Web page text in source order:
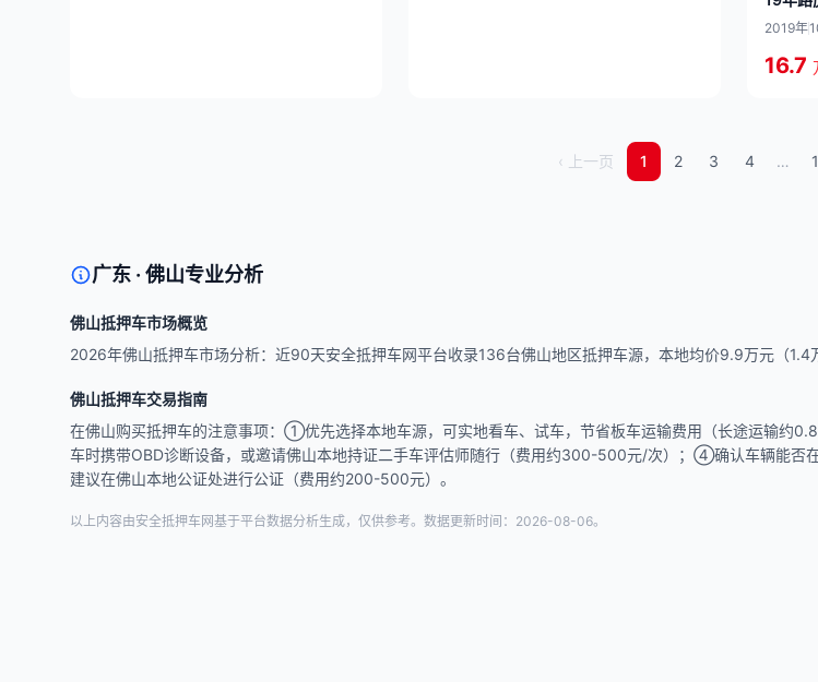
2019年
16.7
‹ 上一页 1 2 3 4 …
广东 · 佛山专业分析
佛山抵押车市场概览
2026年佛山抵押车市场分析：近90天安全抵押车网平台收录136台佛山地区抵押车源，本地均价9.9万元（
佛山抵押车交易指南
在佛山购买抵押车的注意事项：①优先选择本地车源，可实地看车、试车，节省板车运输费用（长途运输
车时携带OBD诊断设备，或邀请佛山本地持证二手车评估师随行（费用约300-500元/次）；④确认车辆能否
建议在佛山本地公证处进行公证（费用约200-500元）。
以上内容由安全抵押车网基于平台数据分析生成，仅供参考。数据更新时间：2026-08-06。